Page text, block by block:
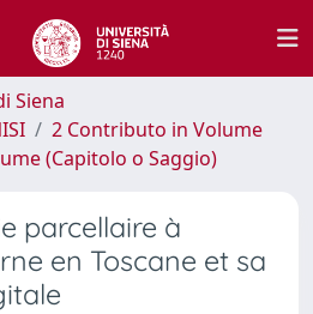
Siena
2 Contributo in Volume
(Capitolo o Saggio)
parcellaire à
en Toscane et sa